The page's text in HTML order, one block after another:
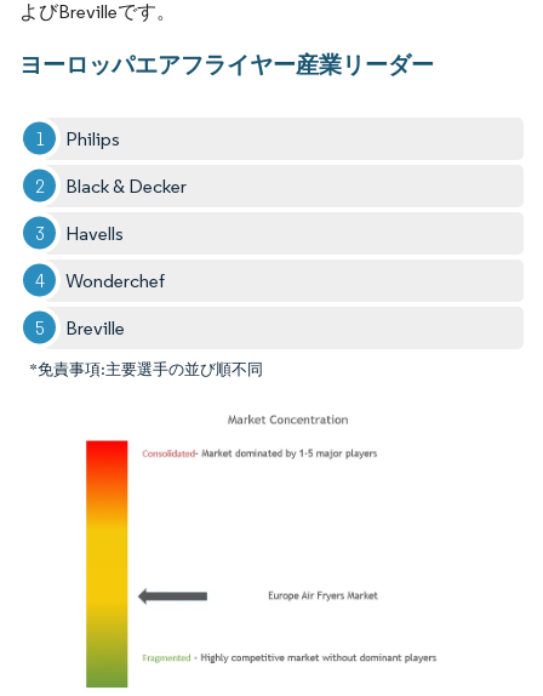
よびBrevilleです。
ヨーロッパエアフライヤー産業リーダー
Philips
Black & Decker
Havells
Wonderchef
Breville
*免責事項:主要選手の並び順不同